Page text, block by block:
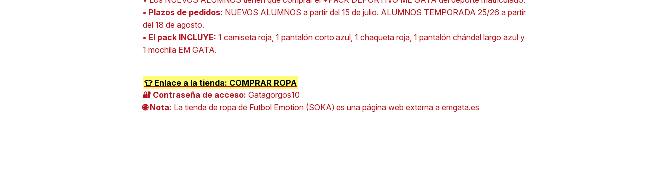
• Plazos de pedidos: NUEVOS ALUMNOS a partir del 15 de julio. ALUMNOS TEMPORADA 25/26 a partir
del 18 de agosto.
• El pack INCLUYE: 1 camiseta roja, 1 pantalón corto azul, 1 chaqueta roja, 1 pantalón chándal largo azul y
1 mochila EM GATA.
👕 Enlace a la tienda: COMPRAR ROPA
🔐 Contraseña de acceso: Gatagorgos10
🌐 Nota: La tienda de ropa de Futbol Emotion (SOKA) es una página web externa a emgata.es